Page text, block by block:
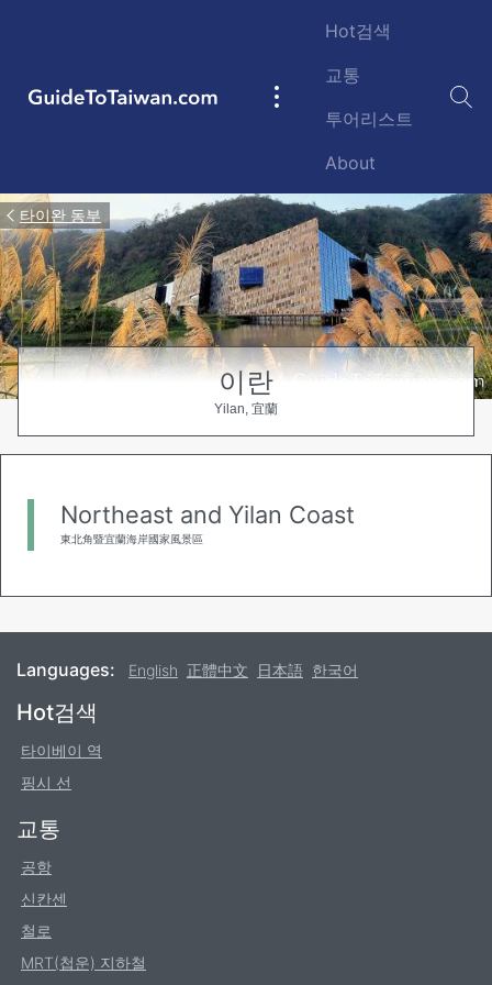
GuideToTaiwan.com
Main
Hot검색
교통
투어리스트
About
타이완 동부
이란
Yilan, 宜蘭
Northeast and Yilan Coast
東北角暨宜蘭海岸國家風景區
Languages: English 正體中文 日本語 한국어
Footer
Hot검색
타이베이 역
핑시 선
교통
공항
신칸센
철로
MRT(첩운) 지하철